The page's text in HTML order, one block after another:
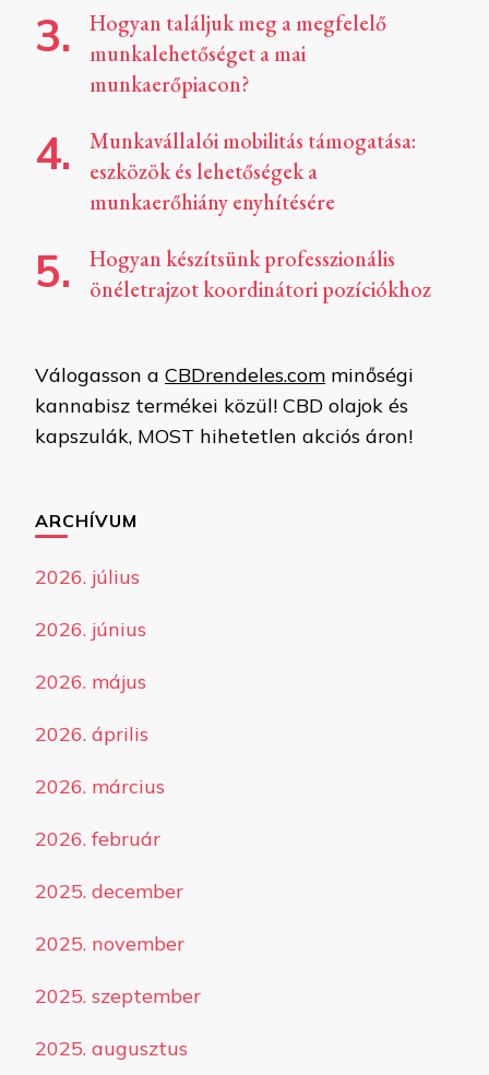
Hogyan találjuk meg a megfelelő
munkalehetőséget a mai
munkaerőpiacon?
Munkavállalói mobilitás támogatása:
eszközök és lehetőségek a
munkaerőhiány enyhítésére
Hogyan készítsünk professzionális
önéletrajzot koordinátori pozíciókhoz
Válogasson a CBDrendeles.com minőségi
kannabisz termékei közül! CBD olajok és
kapszulák, MOST hihetetlen akciós áron!
ARCHÍVUM
2026. július
2026. június
2026. május
2026. április
2026. március
2026. február
2025. december
2025. november
2025. szeptember
2025. augusztus